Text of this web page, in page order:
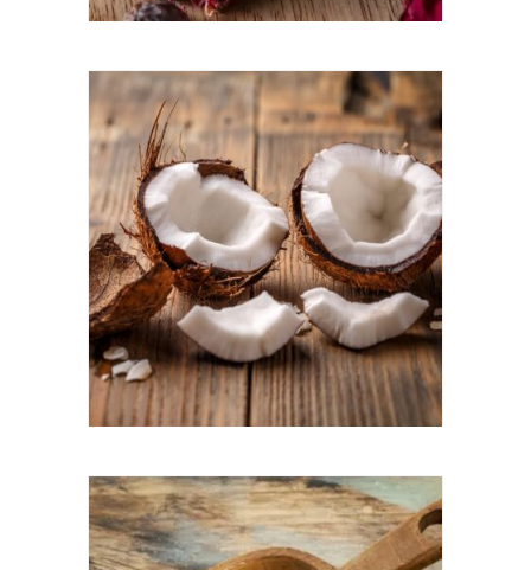
Noix de coco
Boule de neige, une douceur fondante à base de
noix de coco râpée et parfumée à l'eau de fleur
d'oranger. Il est difficile de résister à ces joyaux
de délices. La noix de coco est en fait une graine
et non une noix. Elle a un profil de saveur qui
varie entre grillé et doux à fruité avec des notes
de beurre fondu. Comme pour la plupart des
favoris éternels, cette polyvalence fait partie de
l'appel.
Amandes
Les amandes sont un ingrédient de base central